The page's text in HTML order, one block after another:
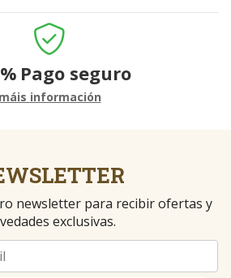
Pago seguro
máis información
newsletter para recibir ofertas y
exclusivas.